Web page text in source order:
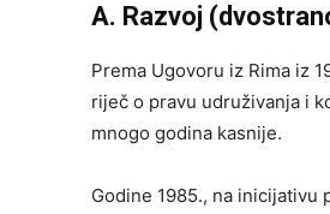
A. Razvoj
Prema Ugovoru iz Rima iz
riječ o pravu udruživanja i
mnogo godina kasnije.
Godine 1985., na inicijativu